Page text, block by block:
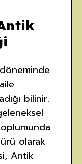
bilinir.
olarak
Antik